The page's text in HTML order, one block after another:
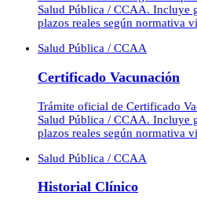
Salud Pública / CCAA. Incluye
plazos reales según normativa
Salud Pública / CCAA
Certificado Vacunación
Trámite oficial de Certificado
Salud Pública / CCAA. Incluye
plazos reales según normativa
Salud Pública / CCAA
Historial Clínico